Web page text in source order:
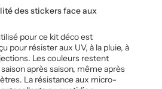
des stickers face aux
pour ce kit déco est
pour résister aux UV, à la pluie, à
Les couleurs restent
après saison, même après
La résistance aux micro-